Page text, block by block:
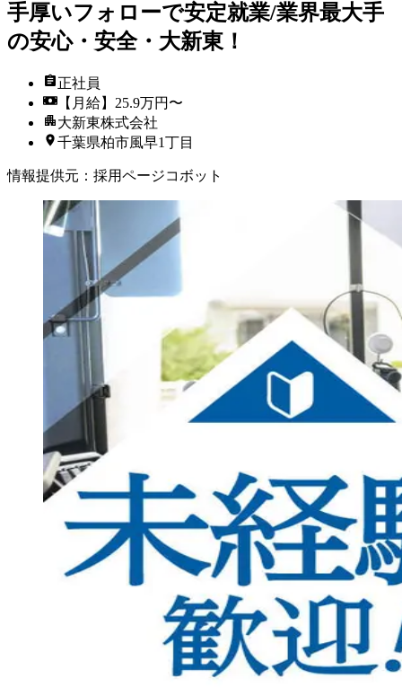
手厚いフォローで安定就業/業界最大手
の安心・安全・大新東！
正社員
【月給】25.9万円〜
大新東株式会社
千葉県柏市風早1丁目
情報提供元 ： 採用ページコボット